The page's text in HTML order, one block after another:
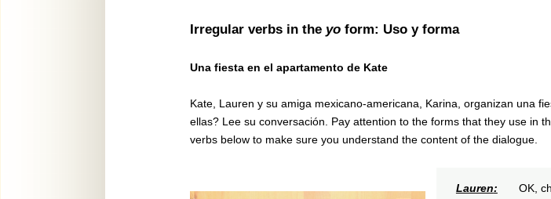
Irregular verbs in the yoform: Uso y forma
Una fiesta en el apartamento de Kate
Kate, Lauren y su amiga mexicano-americana, Karina, organizan una
ellas? Lee su conversación. Pay attention to the forms that they use in
verbs below to make sure you understand the content of the dialogue.
Lauren: OK,